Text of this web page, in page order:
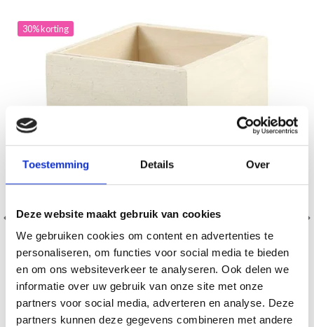
Toestemming Details Over
Deze website maakt gebruik van cookies
We gebruiken cookies om content en advertenties te
personaliseren, om functies voor social media te bieden
en om ons websiteverkeer te analyseren. Ook delen we
informatie over uw gebruik van onze site met onze
partners voor social media, adverteren en analyse. Deze
partners kunnen deze gegevens combineren met andere
30% korting
PENNENHOUDER 9,5X7,5 CM